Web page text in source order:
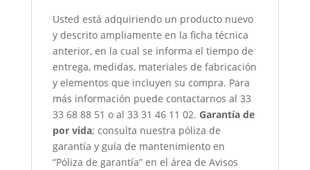
Usted está adquiriendo un producto nuevo
y descrito ampliamente en la ficha técnica
anterior, en la cual se informa el tiempo de
entrega, medidas, materiales de fabricación
y elementos que incluyen su compra. Para
más información puede contactarnos al 33
33 68 88 51 o al 33 31 46 11 02. Garantía de
por vida; consulta nuestra póliza de
garantía y guía de mantenimiento en
“Póliza de garantía” en el área de Avisos